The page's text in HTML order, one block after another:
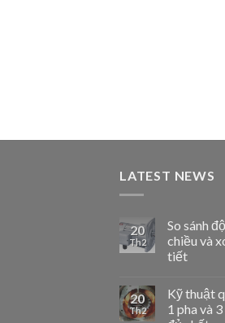
LATEST NEWS
20
Th2
So sánh
chiều và
tiết
20
Th2
Kỹ thuật
1 pha và